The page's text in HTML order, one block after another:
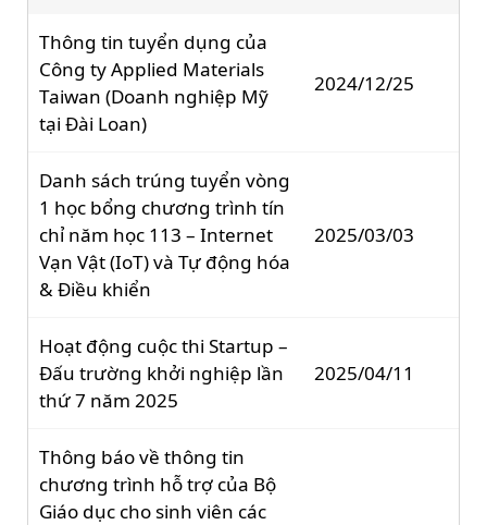
Thông tin tuyển dụng của
Công ty Applied Materials
Taiwan (Doanh nghiệp Mỹ
tại Đài Loan)
2024/12/25
Danh sách trúng tuyển vòng
1 học bổng chương trình tín
chỉ năm học 113 – Internet
Vạn Vật (IoT) và Tự động hóa
& Điều khiển
2025/03/03
Hoạt động cuộc thi Startup –
Đấu trường khởi nghiệp lần
thứ 7 năm 2025
2025/04/11
Thông báo về thông tin
chương trình hỗ trợ của Bộ
Giáo dục cho sinh viên các